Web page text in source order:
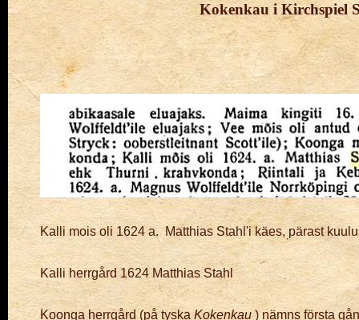
Kokenkau i Kirchspiel
Kalli mois oli 1624 a. Matthias Stahl'i käes, pärast
Kalli herrgård 1624 Matthias Stahl
Koonga herrgård(på tyska Kokenkau) nämns första